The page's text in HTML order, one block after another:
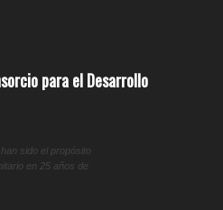
para el Desarrollo
sido el propósito
en 25 años de